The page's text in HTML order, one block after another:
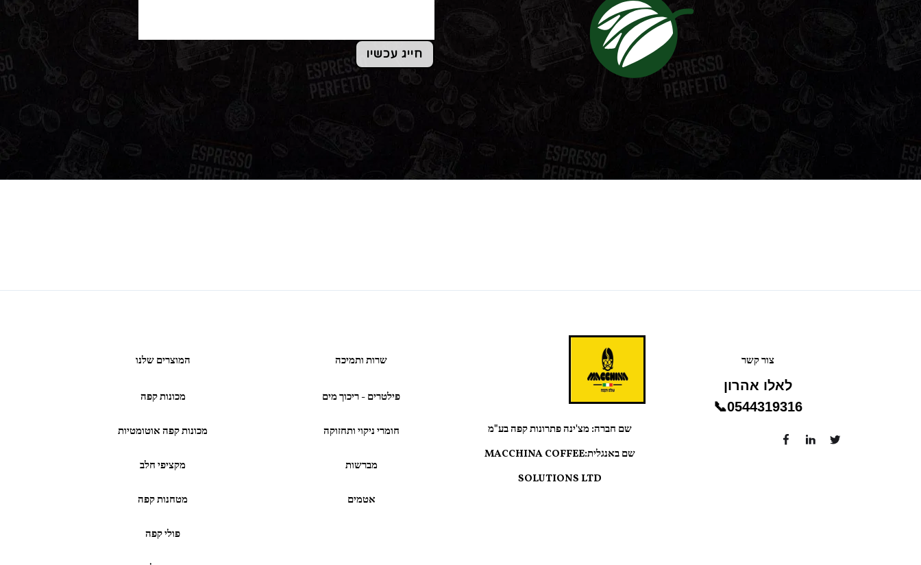
חייג עכשיו
צור קשר
לאלו אהרון
0544319316📞
שם חברה: מצ'ינה פתרונות קפה בע"מ
שם באנגליתMACCHINA COFFEE:
SOLUTIONS LTD
שרות ותמיכה
פילטרים - ריכוך מים
חומרי ניקוי ותחזוקה
מברשות
אטמים
המוצרים שלנו
מכונות קפה
מכונות קפה אוטומטיות
מקציפי חלב
מטחנות קפה
פולי קפה